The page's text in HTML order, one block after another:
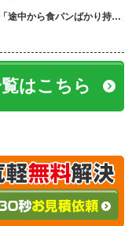
【刈谷市】外壁塗装「途中から食パンばかり持ってきてパン屋さんかと思いました笑」
はこちら